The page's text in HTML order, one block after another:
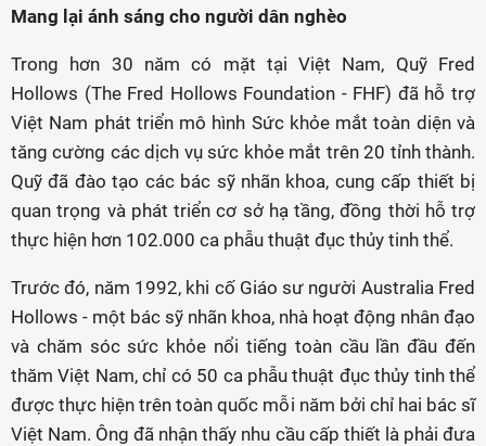
Mang lại ánh sáng cho người dân nghèo
Trong hơn 30 năm có mặt tại Việt Nam, Quỹ Fred
Hollows (The Fred Hollows Foundation - FHF) đã hỗ trợ
Việt Nam phát triển mô hình Sức khỏe mắt toàn diện và
tăng cường các dịch vụ sức khỏe mắt trên 20 tỉnh thành.
Quỹ đã đào tạo các bác sỹ nhãn khoa, cung cấp thiết bị
quan trọng và phát triển cơ sở hạ tầng, đồng thời hỗ trợ
thực hiện hơn 102.000 ca phẫu thuật đục thủy tinh thể.
Trước đó, năm 1992, khi cố Giáo sư người Australia Fred
Hollows - một bác sỹ nhãn khoa, nhà hoạt động nhân đạo
và chăm sóc sức khỏe nổi tiếng toàn cầu lần đầu đến
thăm Việt Nam, chỉ có 50 ca phẫu thuật đục thủy tinh thể
được thực hiện trên toàn quốc mỗi năm bởi chỉ hai bác sĩ
Việt Nam. Ông đã nhận thấy nhu cầu cấp thiết là phải đưa